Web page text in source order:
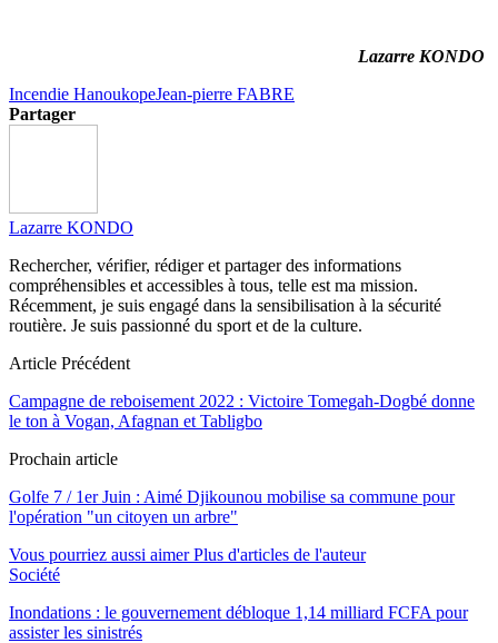
Lazarre KONDO
Incendie HanoukopeJean-pierre FABRE
Partager
Lazarre KONDO
Rechercher, vérifier, rédiger et partager des informations
compréhensibles et accessibles à tous, telle est ma mission.
Récemment, je suis engagé dans la sensibilisation à la sécurité
routière. Je suis passionné du sport et de la culture.
Article Précédent
Campagne de reboisement 2022 : Victoire Tomegah-Dogbé donne
le ton à Vogan, Afagnan et Tabligbo
Prochain article
Golfe 7 / 1er Juin : Aimé Djikounou mobilise sa commune pour
l'opération "un citoyen un arbre"
Vous pourriez aussi aimer Plus d'articles de l'auteur
Société
Inondations : le gouvernement débloque 1,14 milliard FCFA pour
assister les sinistrés